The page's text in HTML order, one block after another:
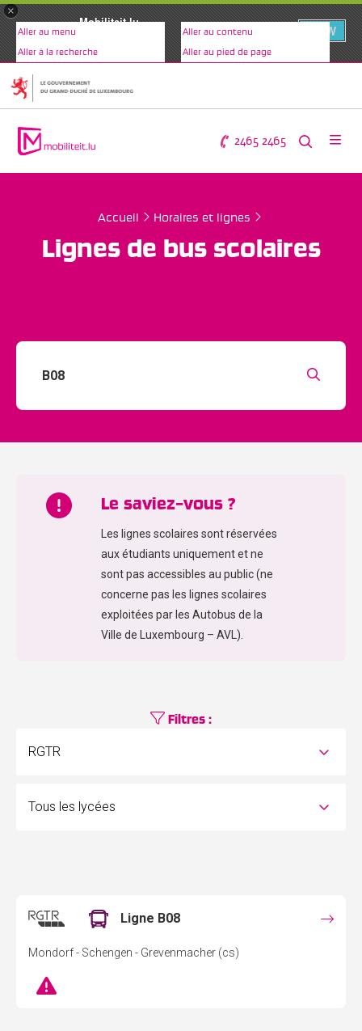
×
Mobiliteit.lu
VIEW
Aller au menu Aller au contenu
Aller à la recherche Aller au pied de page
2465 2465
Accueil Horaires et lignes
Lignes de bus scolaires
Le saviez-vous ?
Les lignes scolaires sont réservées
aux étudiants uniquement et ne
sont pas accessibles au public (ne
concerne pas les lignes scolaires
exploitées par les Autobus de la
Ville de Luxembourg – AVL).
Filtres :
Ligne B08
Mondorf - Schengen - Grevenmacher (cs)